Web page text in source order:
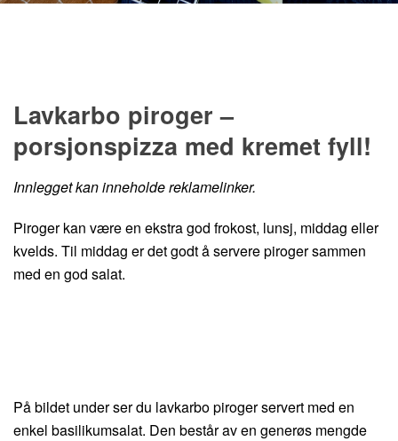
Lavkarbo piroger –
porsjonspizza med kremet fyll!
Innlegget kan inneholde reklamelinker.
Piroger kan være en ekstra god frokost, lunsj, middag eller
kvelds. Til middag er det godt å servere piroger sammen
med en god salat.
På bildet under ser du lavkarbo piroger servert med en
enkel basilikumsalat. Den består av en generøs mengde